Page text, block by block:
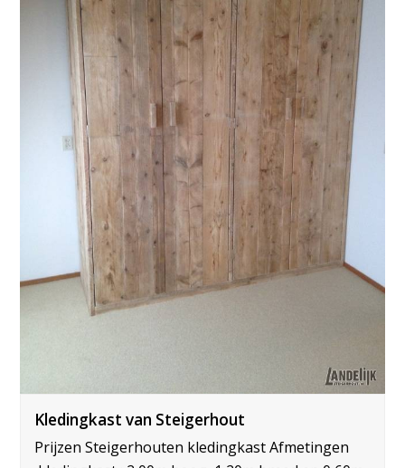
Kledingkast van Steigerhout
Prijzen Steigerhouten kledingkast Afmetingen